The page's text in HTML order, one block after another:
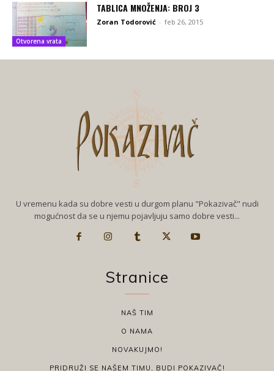
Otvorena vrata
TABLICA MNOŽENJA: BROJ 3
Zoran Todorović - feb 26, 2015
U vremenu kada su dobre vesti u durgom planu "Pokazivač" nudi
mogućnost da se u njemu pojavljuju samo dobre vesti...
Stranice
NAŠ TIM
O NAMA
NOVAKUJMO!
PRIDRUŽI SE NAŠEM TIMU, BUDI POKAZIVAČ!